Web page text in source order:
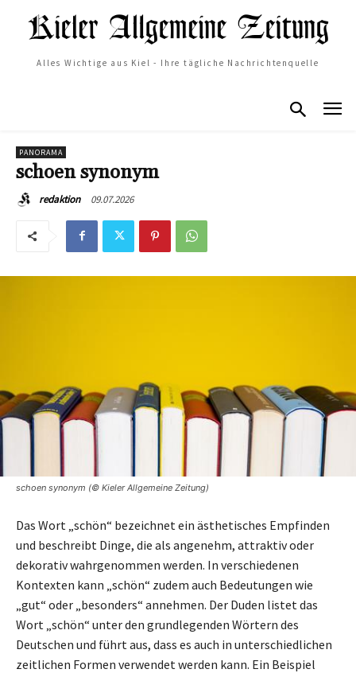
Alles Wichtige aus Kiel - Ihre tägliche Nachrichtenquelle
PANORAMA
schoen synonym
redaktion 09.07.2026
schoen synonym (© Kieler Allgemeine Zeitung)
Das Wort „schön“ bezeichnet ein ästhetisches Empfinden
und beschreibt Dinge, die als angenehm, attraktiv oder
dekorativ wahrgenommen werden. In verschiedenen
Kontexten kann „schön“ zudem auch Bedeutungen wie
„gut“ oder „besonders“ annehmen. Der Duden listet das
Wort „schön“ unter den grundlegenden Wörtern des
Deutschen und führt aus, dass es auch in unterschiedlichen
zeitlichen Formen verwendet werden kann. Ein Beispiel